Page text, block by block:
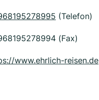
(Telefon)
(Fax)
www.ehrlich-reisen.de